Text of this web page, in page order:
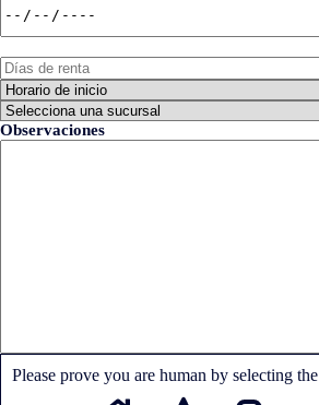
Observaciones
Please prove you are human by selecting the